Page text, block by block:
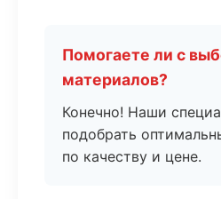
Помогаете ли с
материалов?
Конечно! Наши
подобрать
по качеству и цене.